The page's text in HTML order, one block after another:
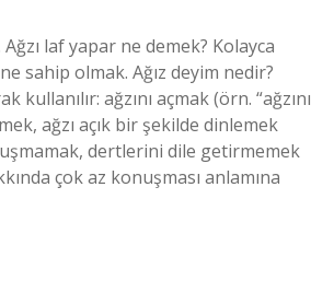
laf yapar ne demek? Kolayca
sahip olmak. Ağız deyim nedir?
ağzını açmak (örn. “ağzını
ağzı açık bir şekilde dinlemek
dertlerini dile getirmemek
çok az konuşması anlamına